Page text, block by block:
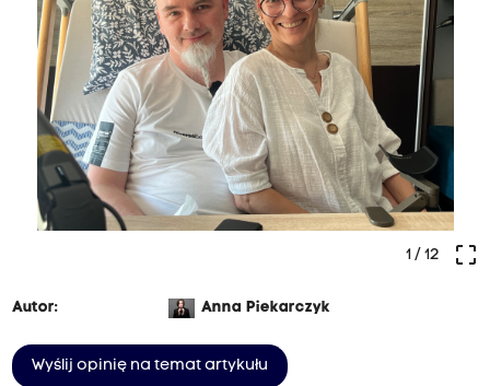
crop_free
1 / 12
Autor: Anna Piekarczyk
Wyślij opinię na temat artykułu